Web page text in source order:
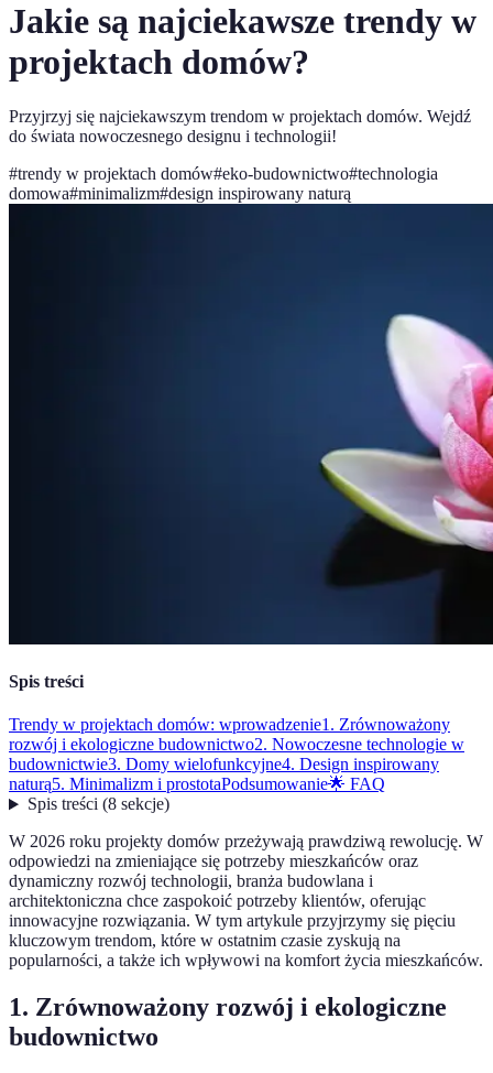
Jakie są najciekawsze trendy w
projektach domów?
Przyjrzyj się najciekawszym trendom w projektach domów. Wejdź
do świata nowoczesnego designu i technologii!
#trendy w projektach domów#eko-budownictwo#technologia
domowa#minimalizm#design inspirowany naturą
Spis treści
Trendy w projektach domów: wprowadzenie1. Zrównoważony
rozwój i ekologiczne budownictwo2. Nowoczesne technologie w
budownictwie3. Domy wielofunkcyjne4. Design inspirowany
naturą5. Minimalizm i prostotaPodsumowanie🌟 FAQ
Spis treści(8 sekcje)
W 2026 roku projekty domów przeżywają prawdziwą rewolucję. W
odpowiedzi na zmieniające się potrzeby mieszkańców oraz
dynamiczny rozwój technologii, branża budowlana i
architektoniczna chce zaspokoić potrzeby klientów, oferując
innowacyjne rozwiązania. W tym artykule przyjrzymy się pięciu
kluczowym trendom, które w ostatnim czasie zyskują na
popularności, a także ich wpływowi na komfort życia mieszkańców.
1. Zrównoważony rozwój i ekologiczne
budownictwo